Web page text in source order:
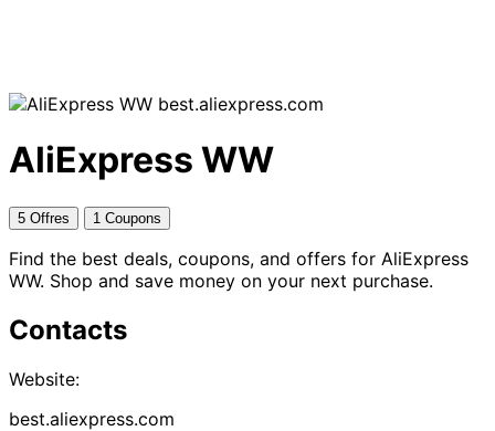
best.aliexpress.com
AliExpress WW
5 Offres 1 Coupons
Find the best deals, coupons, and offers for AliExpress
WW. Shop and save money on your next purchase.
Contacts
Website:
best.aliexpress.com